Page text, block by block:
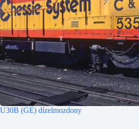
U30B (GE) dízelmozdony